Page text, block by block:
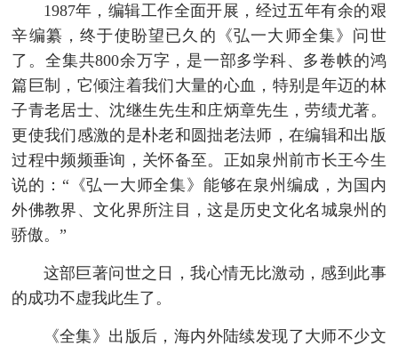
1987年，编辑工作全面开展，经过五年有余的艰
辛编纂，终于使盼望已久的《弘一大师全集》问世
了。全集共800余万字，是一部多学科、多卷帙的鸿
篇巨制，它倾注着我们大量的心血，特别是年迈的林
子青老居士、沈继生先生和庄炳章先生，劳绩尤著。
更使我们感激的是朴老和圆拙老法师，在编辑和出版
过程中频频垂询，关怀备至。正如泉州前市长王今生
说的：“《弘一大师全集》能够在泉州编成，为国内
外佛教界、文化界所注目，这是历史文化名城泉州的
骄傲。”
这部巨著问世之日，我心情无比激动，感到此事
的成功不虚我此生了。
《全集》出版后，海内外陆续发现了大师不少文